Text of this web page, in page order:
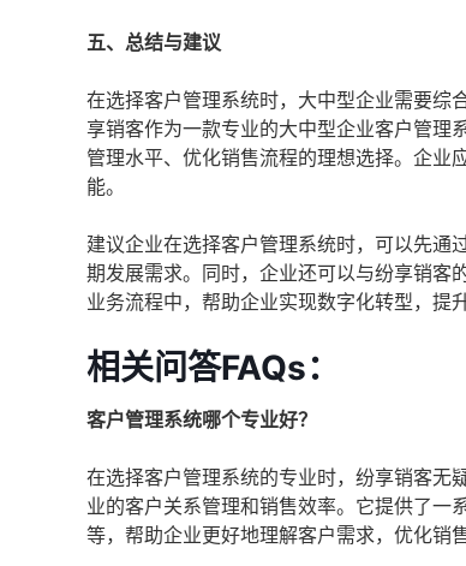
五、总结与建议
在选择客户管理系统时，大中型企业需要综
享销客作为一款专业的大中型企业客户管理
管理水平、优化销售流程的理想选择。企业
能。
建议企业在选择客户管理系统时，可以先通
期发展需求。同时，企业还可以与纷享销客
业务流程中，帮助企业实现数字化转型，提
相关问答FAQs：
客户管理系统哪个专业好？
在选择客户管理系统的专业时，纷享销客无
业的客户关系管理和销售效率。它提供了一
等，帮助企业更好地理解客户需求，优化销售